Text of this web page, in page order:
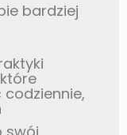
bardziej